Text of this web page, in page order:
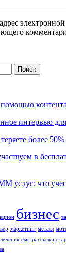
контента
интервью
более
в
услуг: что
бизнес
маркетинг металл
смс-рассылки